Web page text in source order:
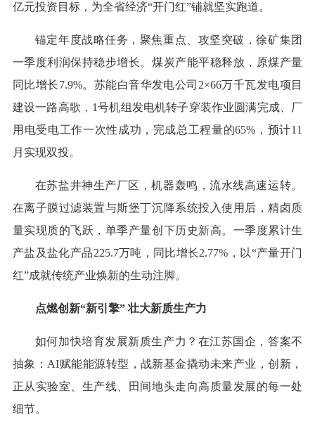
亿元投资目标，为全省经济“开门红”铺就坚实跑道。
锚定年度战略任务，聚焦重点、攻坚突破，徐矿集团
一季度利润保持稳步增长。煤炭产能平稳释放，原煤产量
同比增长7.9%。苏能白音华发电公司2×66万千瓦发电项目
建设一路高歌，1号机组发电机转子穿装作业圆满完成、厂
用电受电工作一次性成功，完成总工程量的65%，预计11
月实现双投。
在苏盐井神生产厂区，机器轰鸣，流水线高速运转。
在离子膜过滤装置与斯堡丁沉降系统投入使用后，精卤质
量实现质的飞跃，单季产量创下历史新高。一季度累计生
产盐及盐化产品225.7万吨，同比增长2.77%，以“产量开门
红”成就传统产业焕新的生动注脚。
点燃创新“新引擎” 壮大新质生产力
如何加快培育发展新质生产力？在江苏国企，答案不
抽象：AI赋能能源转型，战新基金撬动未来产业，创新，
正从实验室、生产线、田间地头走向高质量发展的每一处
细节。